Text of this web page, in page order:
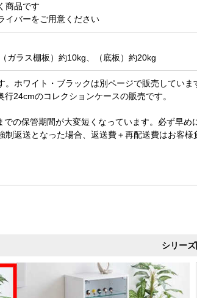
商品です
イバーをご用意ください
ガラス棚板）約10kg、（底板）約20kg
ホワイト・ブラックは別ページで販売していま
24cmのコレクションケースの販売です。
の保管期間が大変短くなっています。必ず早め
制返送となった場合、返送費＋再配送費はお客様
シリー